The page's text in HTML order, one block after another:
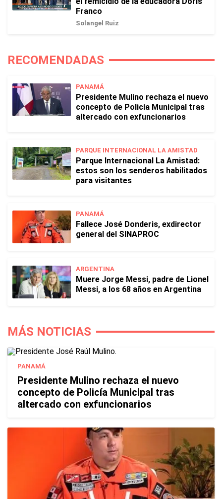
Franco
Solangel Ruiz
RECOMENDADAS
PANAMÁ
Presidente Mulino rechaza el nuevo
concepto de Policía Municipal tras
altercado con exfuncionarios
PARQUE INTERNACIONAL LA AMISTAD
Parque Internacional La Amistad:
estos son los senderos habilitados
para visitantes
PANAMÁ
Fallece José Donderis, exdirector
general del SINAPROC
ARGENTINA
Muere Jorge Messi, padre de Lionel
Messi, a los 68 años en Argentina
MÁS NOTICIAS
PANAMÁ
Presidente Mulino rechaza el nuevo
concepto de Policía Municipal tras
altercado con exfuncionarios